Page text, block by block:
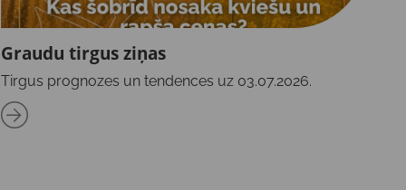
Graudu tirgus ziņas
Tirgus prognozes un tendences uz 03.07.2026.